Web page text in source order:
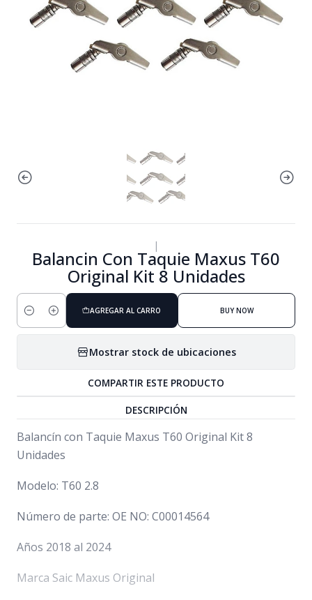
|
Balancin Con Taquie Maxus T60
Original Kit 8 Unidades
Cantidad
AGREGAR AL CARRO BUY NOW
Mostrar stock de ubicaciones
COMPARTIR ESTE PRODUCTO
DESCRIPCIÓN
Balancín con Taquie Maxus T60 Original Kit 8
Unidades
Modelo: T60 2.8
Número de parte: OE NO: C00014564
Años 2018 al 2024
Marca Saic Maxus Original